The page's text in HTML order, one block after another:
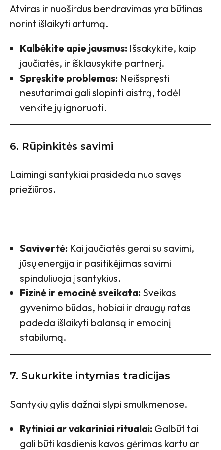
Atviras ir nuoširdus bendravimas yra būtinas
norint išlaikyti artumą.
Kalbėkite apie jausmus: Išsakykite, kaip
jaučiatės, ir išklausykite partnerį.
Spręskite problemas: Neišspręsti
nesutarimai gali slopinti aistrą, todėl
venkite jų ignoruoti.
6. Rūpinkitės savimi
Laimingi santykiai prasideda nuo savęs
priežiūros.
Savivertė: Kai jaučiatės gerai su savimi,
jūsų energija ir pasitikėjimas savimi
spinduliuoja į santykius.
Fizinė ir emocinė sveikata: Sveikas
gyvenimo būdas, hobiai ir draugų ratas
padeda išlaikyti balansą ir emocinį
stabilumą.
7. Sukurkite intymias tradicijas
Santykių gylis dažnai slypi smulkmenose.
Rytiniai ar vakariniai ritualai: Galbūt tai
gali būti kasdienis kavos gėrimas kartu ar